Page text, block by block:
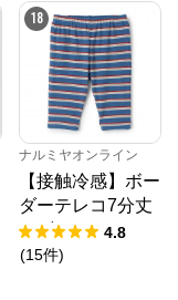
18
ナルミヤオンライン
【接触冷感】ボー
ダーテレコ7分丈
レギンス
4.8
(15件)